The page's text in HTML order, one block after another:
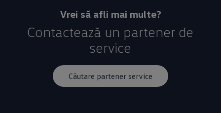
Vrei să afli mai multe?
Contactează un partener de
service
Căutare partener service